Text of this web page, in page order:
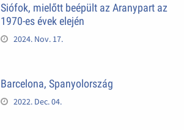
Siófok, mielőtt beépült az Aranypart az
1970-es évek elején
2024. Nov. 17.
Barcelona, Spanyolország
2022. Dec. 04.